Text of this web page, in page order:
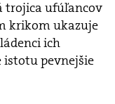
trojica ufúľancov
krikom ukazuje
ich
istotu pevnejšie